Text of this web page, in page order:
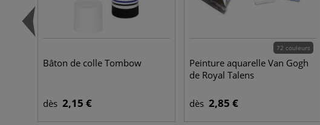
Bâton de colle Tombow
dès 2,15 €
72 couleurs
Peinture aquarelle Van Gogh
de Royal Talens
dès 2,85 €